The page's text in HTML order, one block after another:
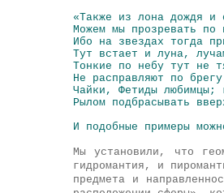
«Также из лона дождя и
Можем мы прозревать
Ибо на звездах тогда
Тут встает и луна,
Тонкие по небу тут не
Не расправляют по
Чайки, Фетиды любимцы;
Рылом подбрасывать
И подобные примеры
Мы установили, что
гидромантия , и
предмета и